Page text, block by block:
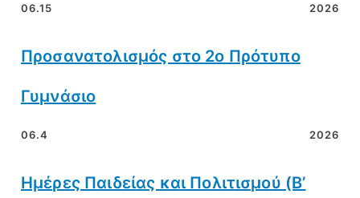
06.15 2026
Προσανατολισμός στο 2ο Πρότυπο
Γυμνάσιο
06.4 2026
Ημέρες Παιδείας και Πολιτισμού (Β’